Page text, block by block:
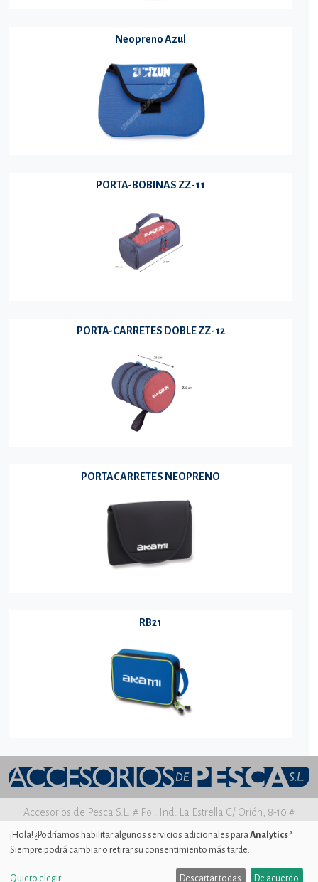
Neopreno Azul
PORTA-BOBINAS ZZ-11
PORTA-CARRETES DOBLE ZZ-12
PORTACARRETES NEOPRENO
RB21
Accesorios de Pesca S.L. # Pol. Ind. La Estrella C/ Orión, 8-10 #
30500 MOLINA DE SEGURA Murcia
Aviso legal
¡Hola! ¿Podríamos habilitar algunos servicios adicionales paraAnalytics?
Siempre podrá cambiar o retirar su consentimiento más tarde.
Quiero elegir Descartar todas De acuerdo